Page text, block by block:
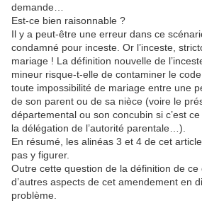
demande…
Est-ce bien raisonnable ?
Il y a peut-être une erreur dans ce
condamné pour inceste. Or l’inceste,
mariage ! La définition nouvelle de
mineur risque-t-elle de contaminer le
toute impossibilité de mariage entre une
de son parent ou de sa nièce (voire le
départemental ou son concubin si c’est
la délégation de l’autorité parentale…).
En résumé, les alinéas 3 et 4 de cet
pas y figurer.
Outre cette question de la définition de ce
d’autres aspects de cet amendement en
problème.